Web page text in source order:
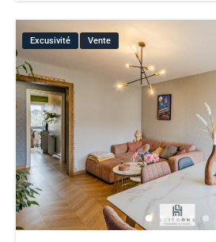
Excusivité Vente